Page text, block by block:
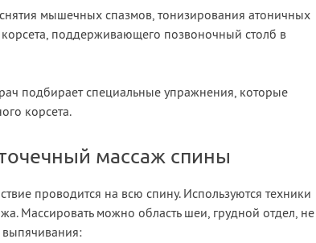
мышечных спазмов, тонизирования атоничных
поддерживающего позвоночный столб в
подбирает специальные упражнения, которые
корсета.
массаж спины
проводится на всю спину. Используются техники
Массировать можно область шеи, грудной отдел, не
выпячивания: